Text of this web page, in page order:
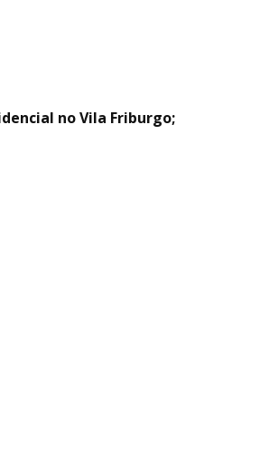
no Vila Friburgo;